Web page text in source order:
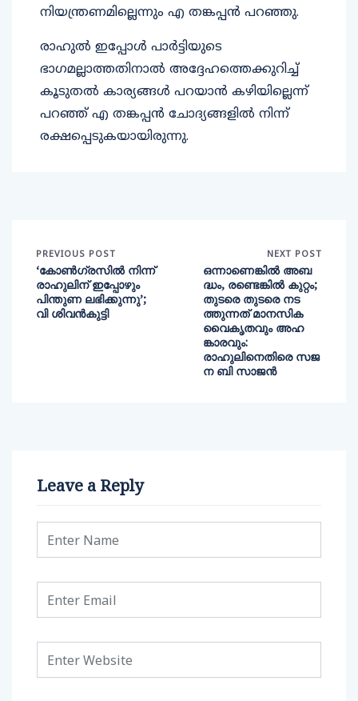
നിയന്ത്രണമില്ലെന്നും എ തങ്കപ്പൻ പറഞ്ഞു.
രാഹുൽ ഇപ്പോൾ പാർട്ടിയുടെ
ഭാഗമല്ലാത്തതിനാൽ അദ്ദേഹത്തെക്കുറിച്ച്
കൂടുതൽ കാര്യങ്ങൾ പറയാൻ കഴിയില്ലെന്ന്
പറഞ്ഞ് എ തങ്കപ്പൻ ചോദ്യങ്ങളിൽ നിന്ന്
രക്ഷപ്പെടുകയായിരുന്നു.
PREVIOUS POST
‘കോൺഗ്രസിൽ നിന്ന്
രാഹുലിന് ഇപ്പോഴും
പിന്തുണ ലഭിക്കുന്നു’;
വി ശിവൻകുട്ടി
NEXT POST
ഒന്നാണെങ്കിൽ അബ
ദ്ധം, രണ്ടെങ്കിൽ കുറ്റം;
തുടരെ തുടരെ നട
ത്തുന്നത് മാനസിക
വൈകൃതവും അഹ
ങ്കാരവും:
രാഹുലിനെതിരെ സജ
ന ബി സാജൻ
Leave a Reply